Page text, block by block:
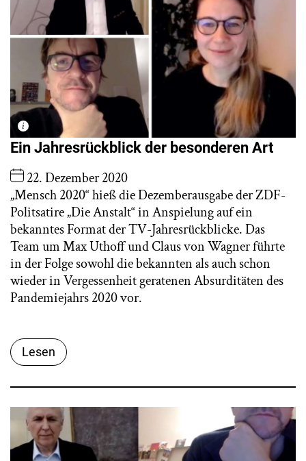
Ein Jahresrückblick der besonderen Art
22. Dezember 2020
„Mensch 2020“ hieß die Dezemberausgabe der ZDF-
Politsatire „Die Anstalt“ in Anspielung auf ein
bekanntes Format der TV-Jahresrückblicke. Das
Team um Max Uthoff und Claus von Wagner führte
in der Folge sowohl die bekannten als auch schon
wieder in Vergessenheit geratenen Absurditäten des
Pandemiejahrs 2020 vor.
Lesen